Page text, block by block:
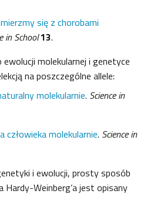
się z chorobami
in School13.
molekularnej i genetyce
na poszczególne allele:
molekularnie. Science in
człowieka molekularnie. Science in
i ewolucji, prosty sposób
Hardy-Weinberg’a jest opisany